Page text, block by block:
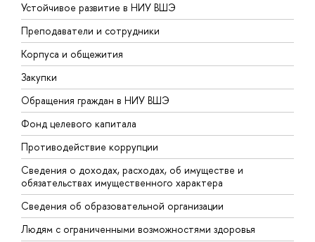
Устойчивое развитие в НИУ ВШЭ
Преподаватели и сотрудники
Корпуса и общежития
Закупки
Обращения граждан в НИУ ВШЭ
Фонд целевого капитала
Противодействие коррупции
Сведения о доходах, расходах, об имуществе и
обязательствах имущественного характера
Сведения об образовательной организации
Людям с ограниченными возможностями здоровья